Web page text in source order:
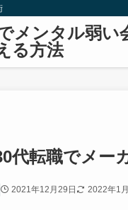
メンタル弱い
る方法
代転職でメー
2021年12月29日 2022年1